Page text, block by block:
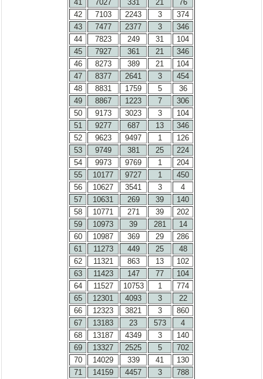
41
7027 331 21
76
42
7103 2243 3
374
43
7477 2377 3
346
44
7823 249 31
104
45
7927 361 21
346
46
8273 389 21
104
47
8377 2641 3
454
48
8831 1759 5
36
49
8867 1223 7
306
50
9173 3023 3
104
51
9277 687 13
346
52
9623 9497 1
126
53
9749 381 25
224
54
9973 9769 1
204
55
10177 9727 1
450
56
10627 3541 3
4
57
10631 269 39
140
58
10771 271 39
202
59
10973 39 281
14
60
10987 369 29
286
61
11273 449 25
48
62
11321 863 13
102
63
11423 147 77
104
64
11527 10753 1
774
65
12301 4093 3
22
66
12323 3821 3
860
67
13183 23 573
4
68
13187 4349 3
140
69
13327 2525 5
702
70
14029 339 41
130
71
14159 4457 3
788